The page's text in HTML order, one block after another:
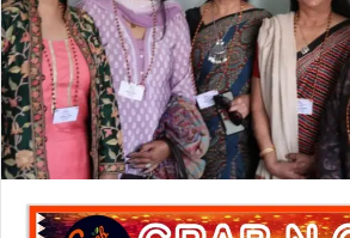
a
i
l